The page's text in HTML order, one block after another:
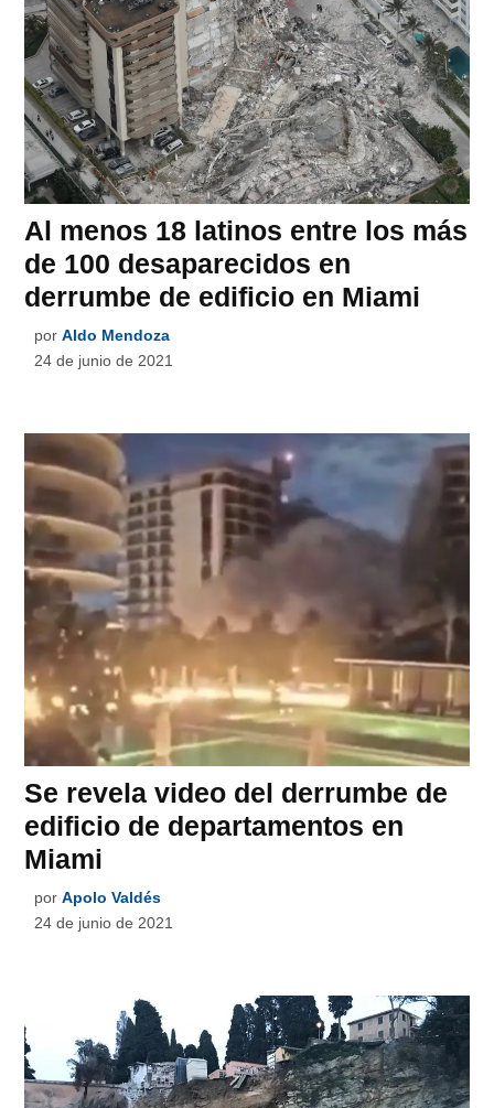
Al menos 18 latinos entre los más
de 100 desaparecidos en
derrumbe de edificio en Miami
por Aldo Mendoza
24 de junio de 2021
Se revela video del derrumbe de
edificio de departamentos en
Miami
por Apolo Valdés
24 de junio de 2021